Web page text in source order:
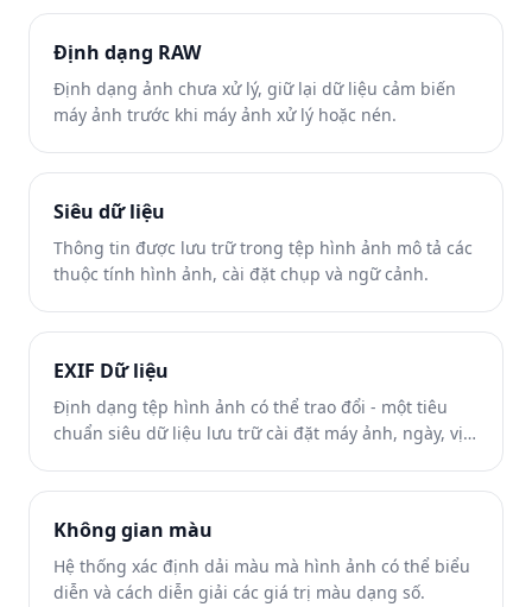
Định dạng RAW
Định dạng ảnh chưa xử lý, giữ lại dữ liệu cảm biến
máy ảnh trước khi máy ảnh xử lý hoặc nén.
Siêu dữ liệu
Thông tin được lưu trữ trong tệp hình ảnh mô tả các
thuộc tính hình ảnh, cài đặt chụp và ngữ cảnh.
EXIF Dữ liệu
Định dạng tệp hình ảnh có thể trao đổi - một tiêu
chuẩn siêu dữ liệu lưu trữ cài đặt máy ảnh, ngày, vị
Không gian màu
Hệ thống xác định dải màu mà hình ảnh có thể biểu
diễn và cách diễn giải các giá trị màu dạng số.